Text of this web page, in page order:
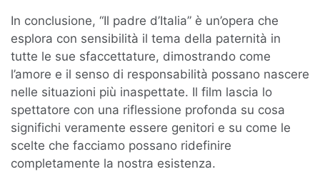
In conclusione, “Il padre d’Italia” è un’opera che
esplora con sensibilità il tema della paternità in
tutte le sue sfaccettature, dimostrando come
l’amore e il senso di responsabilità possano nascere
nelle situazioni più inaspettate. Il film lascia lo
spettatore con una riflessione profonda su cosa
significhi veramente essere genitori e su come le
scelte che facciamo possano ridefinire
completamente la nostra esistenza.